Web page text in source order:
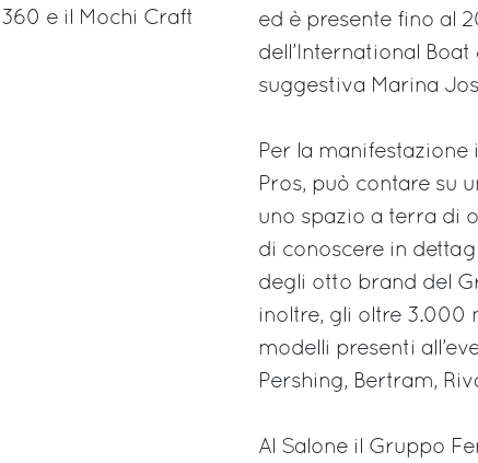
360 e il Mochi Craft
ed è presente fino al
dell’International
suggestiva Marina
Per la
Pros, può contare su
uno spazio a terra di
di conoscere in
degli otto brand del
inoltre, gli oltre 3.000
modelli presenti
Pershing, Bertram,
Al Salone il Gruppo